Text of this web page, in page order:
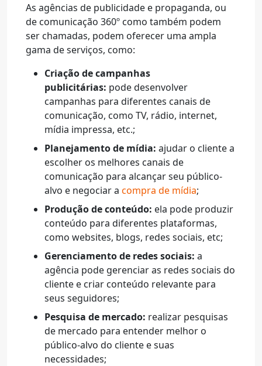
As agências de publicidade e propaganda, ou
de comunicação 360º como também podem
ser chamadas, podem oferecer uma ampla
gama de serviços, como:
Criação de campanhas
publicitárias: pode desenvolver
campanhas para diferentes canais de
comunicação, como TV, rádio, internet,
mídia impressa, etc.;
Planejamento de mídia: ajudar o cliente a
escolher os melhores canais de
comunicação para alcançar seu público-
alvo e negociar a compra de mídia;
Produção de conteúdo: ela pode produzir
conteúdo para diferentes plataformas,
como websites, blogs, redes sociais, etc;
Gerenciamento de redes sociais: a
agência pode gerenciar as redes sociais do
cliente e criar conteúdo relevante para
seus seguidores;
Pesquisa de mercado: realizar pesquisas
de mercado para entender melhor o
público-alvo do cliente e suas
necessidades;